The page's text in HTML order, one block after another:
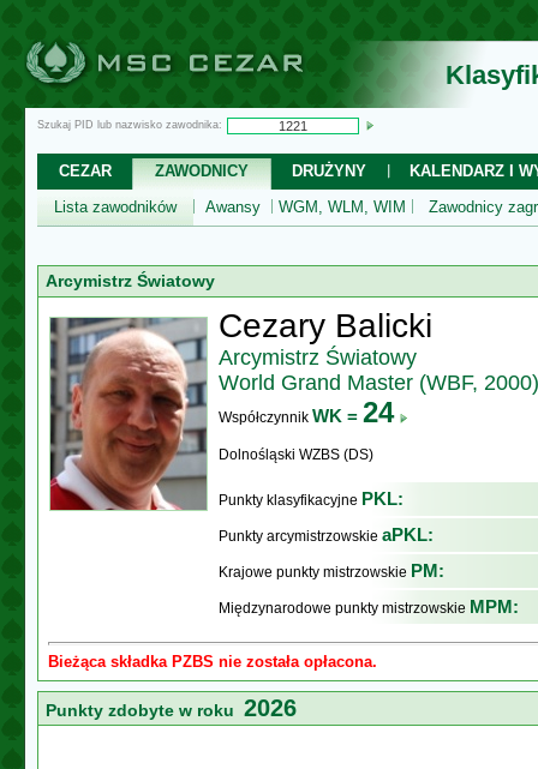
Szukaj PID lub nazwisko zawodnika:
CEZAR ZAWODNICY DRUŻYNY
KALENDARZ I
Lista zawodników
Awansy WGM, WLM, WIM Zawodnicy
Arcymistrz Światowy
Cezary Balicki
Arcymistrz Światowy
World Grand Master (WBF, 2000)
Współczynnik WK = 24
Dolnośląski WZBS (DS)
Punkty klasyfikacyjne PKL:
Punkty arcymistrzowskie aPKL:
Krajowe punkty mistrzowskie PM:
Międzynarodowe punkty mistrzowskie MPM:
Bieżąca składka PZBS nie została opłacona.
Punkty zdobyte w roku 2026